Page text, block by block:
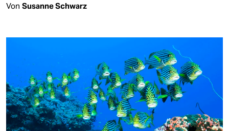
Von Susanne Schwarz